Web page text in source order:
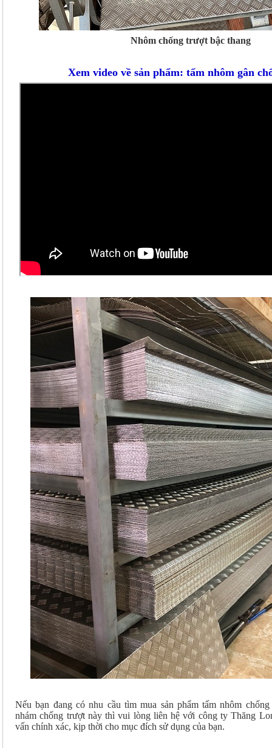
Nhôm chống trượt bậc thang
Xem video về sản phẩm: tấm nhôm gân
Nếu bạn đang có nhu cầu tìm mua sản phẩm tấm nhôm
nhám chống trượt này thì vui lòng liên hệ với công ty Thăng
vấn chính xác, kịp thời cho mục đích sử dụng của bạn.